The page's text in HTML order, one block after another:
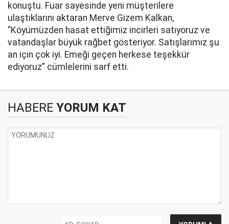
konuştu. Fuar sayesinde yeni müşterilere
ulaştıklarını aktaran Merve Gizem Kalkan,
“Köyümüzden hasat ettiğimiz incirleri satıyoruz ve
vatandaşlar büyük rağbet gösteriyor. Satışlarımız şu
an için çok iyi. Emeği geçen herkese teşekkür
ediyoruz” cümlelerini sarf etti.
HABERE YORUM KAT